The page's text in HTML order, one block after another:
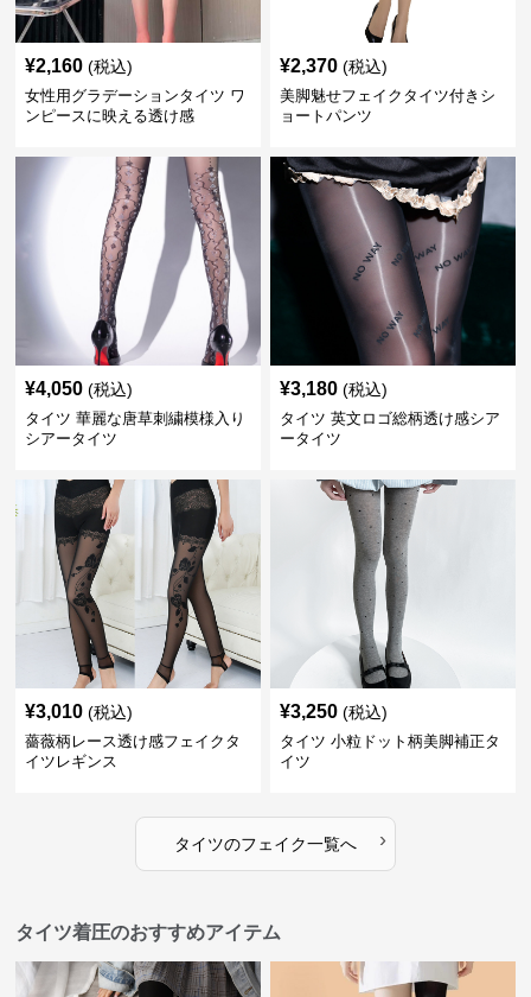
¥2,160 (税込)
女性用グラデーションタイツ ワ
ンピースに映える透け感
¥2,370 (税込)
美脚魅せフェイクタイツ付きシ
ョートパンツ
¥4,050 (税込)
タイツ 華麗な唐草刺繍模様入り
シアータイツ
¥3,180 (税込)
タイツ 英文ロゴ総柄透け感シア
ータイツ
¥3,010 (税込)
薔薇柄レース透け感フェイクタ
イツレギンス
¥3,250 (税込)
タイツ 小粒ドット柄美脚補正タ
イツ
タイツのフェイク一覧へ ›
タイツ着圧のおすすめアイテム